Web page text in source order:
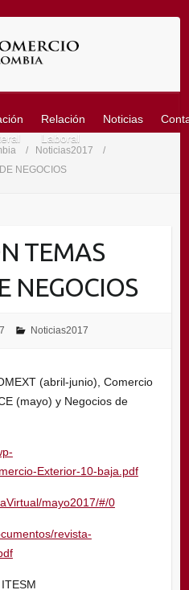
Relación
Laboral
Noticias
Noticias2017
NEGOCIOS
TEMAS
NEGOCIOS
Noticias2017
(abril-junio), Comercio
(mayo) y Negocios de
Exterior-10-baja.pdf
mayo2017/#/0
revista-